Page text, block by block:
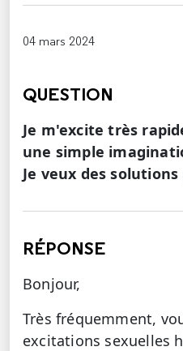
04 mars 2024
QUESTION
Je m'excite très
une simple
Je veux des
RÉPONSE
Bonjour,
Très fréquemment,
excitations sexuelles